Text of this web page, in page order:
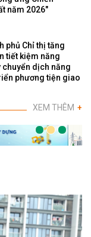
năm 2026"
phủ Chỉ thị tăng
tiết kiệm năng
chuyển dịch năng
phương tiện giao
XEM THÊM +